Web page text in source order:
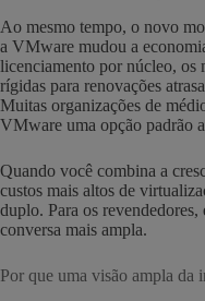
Ao mesmo tempo, o novo
a VMware mudou a
licenciamento por núcleo, os
rígidas para renovações
Muitas organizações de
VMware uma opção padrão
Quando você combina a
custos mais altos de
duplo. Para os
conversa mais ampla.
Por que uma visão ampla da